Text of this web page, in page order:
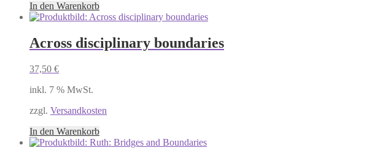
In den Warenkorb
Across disciplinary boundaries
37,50 €
inkl. 7 % MwSt.
zzgl. Versandkosten
In den Warenkorb